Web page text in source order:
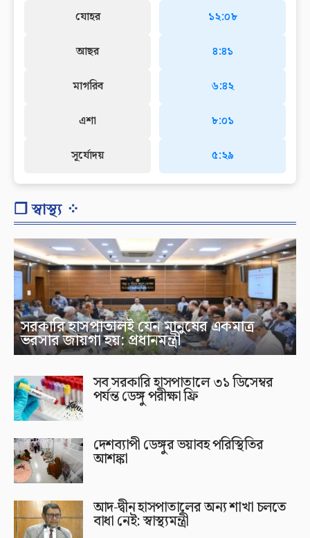
যোহর
আছর
মাগরিব
এশা
সূর্যোদয়
১২:০৮
৪:৪১
৬:৪২
৮:০১
৫:২৯
❐ স্বাস্থ্য ⁘
সরকারি হাসপাতালই যেন মানুষের একমাত্র
ভরসার জায়গা হয়: প্রধানমন্ত্রী
সব সরকারি হাসপাতালে ৩১ ডিসেম্বর
পর্যন্ত ডেঙ্গু পরীক্ষা ফ্রি
দেশব্যাপী ডেঙ্গুর ভয়াবহ পরিস্থিতির
আশঙ্কা
আদ-দ্বীন হাসপাতালের অন্য শাখা চলতে
বাধা নেই: স্বাস্থ্যমন্ত্রী